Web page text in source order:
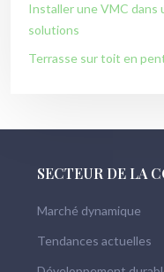
Installer une VMC dans
solutions
Terrasse sur toit en
SECTEUR DE LA
Marché dynamique
Tendances actuelles